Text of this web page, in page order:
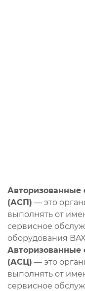
Авторизованные
(АСП) — это
выполнять от
сервисное
оборудования
Авторизованные
(АСЦ) — это
выполнять от
сервисное